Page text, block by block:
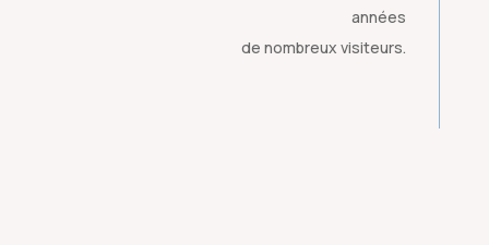
années
de nombreux visiteurs.